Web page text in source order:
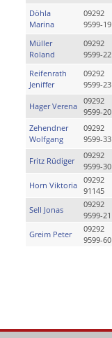
Döhla
Marina
09292
9599-19
Müller
Roland
09292
9599-22
Reifenrath
Jeniffer
09292
9599-23
Hager Verena
09292
9599-20
Zehendner
Wolfgang
09292
9599-33
Fritz Rüdiger
09292
9599-30
Horn Viktoria
09292
91145
Sell Jonas
09292
9599-21
Greim Peter
09292
9599-60